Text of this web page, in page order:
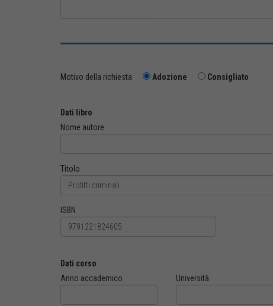
Motivo della richiesta Adozione Consigliato
Dati libro
Nome autore
Titolo
ISBN
Dati corso
Anno accademico
Università